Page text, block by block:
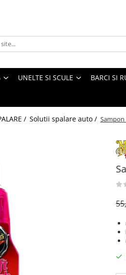
UNELTE SI SCULE BARCI SI
/ Solutii spalare auto / Sampon